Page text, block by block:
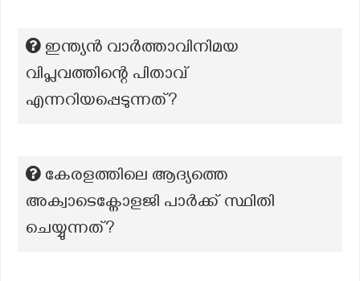
ഇന്ത്യൻ വാർത്താവിനിമയ
വിപ്ലവത്തിന്റെ പിതാവ്
എന്നറിയപ്പെടുന്നത്?
കേരളത്തിലെ ആദ്യത്തെ
അക്വാടെക്നോളജി പാര്‍ക്ക് സ്ഥിതി
ചെയ്യുന്നത്?